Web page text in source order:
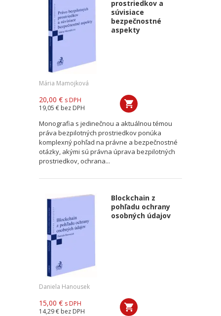
prostriedkov a
súvisiace
bezpečnostné
aspekty
Mária Mamojková
20,00 € s DPH
19,05 € bez DPH
Monografia s jedinečnou a aktuálnou témou
práva bezpilotných prostriedkov ponúka
komplexný pohľad na právne a bezpečnostné
otázky, akými sú právna úprava bezpilotných
prostriedkov, ochrana...
Blockchain z
pohľadu ochrany
osobných údajov
Daniela Hanousek
15,00 € s DPH
14,29 € bez DPH